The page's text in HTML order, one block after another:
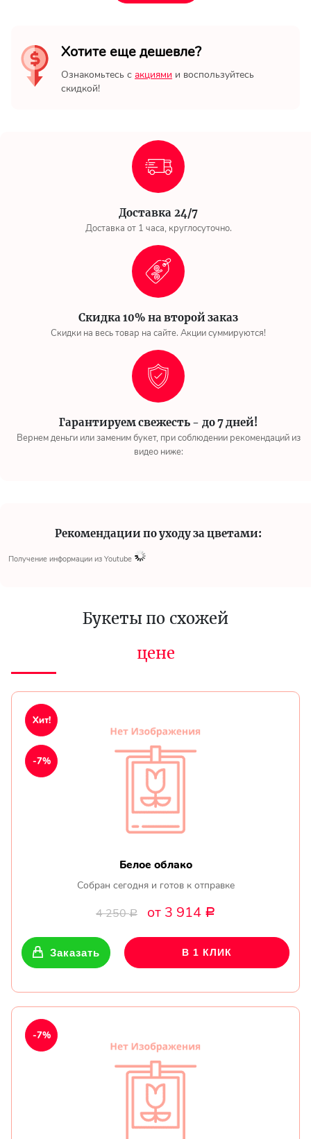
Ваш EmailХотите еще дешевле?
Ознакомьтесь с акциями и воспользуйтесь
скидкой!
Доставка 24/7
Доставка от 1 часа, круглосуточно.
Скидка 10% на второй заказ
Скидки на весь товар на сайте. Акции суммируются!
Гарантируем свежесть - до 7 дней!
Вернем деньги или заменим букет, при соблюдении рекомендаций из
видео ниже:
Рекомендации по уходу за цветами:
Получение информации из Youtube
Букеты по схожей
цене
Белое облако
Собран сегодня и готов к отправке
4 250Р от 3 914 Р
Хит!
-7%
Заказать В 1 КЛИК
-7%